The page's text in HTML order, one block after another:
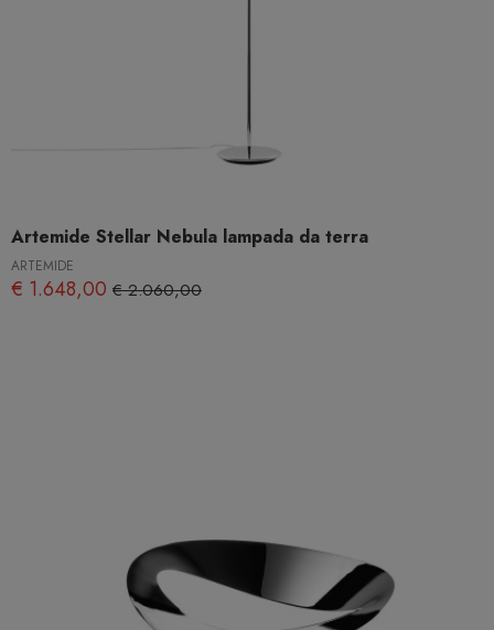
Artemide Stellar Nebula lampada da terra
ARTEMIDE
€ 1.648,00 € 2.060,00